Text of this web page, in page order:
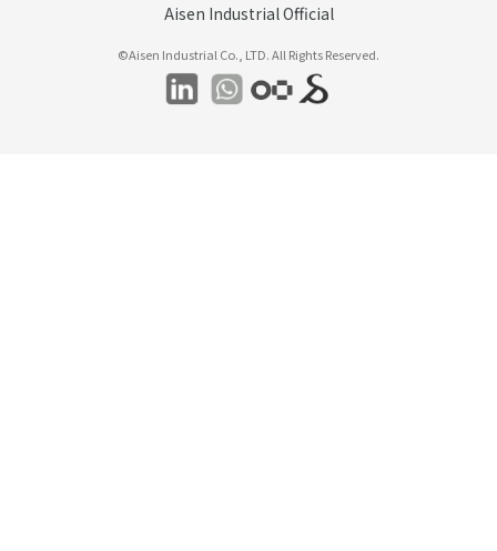
Aisen Industrial Official
©Aisen Industrial Co., LTD. All Rights Reserved.